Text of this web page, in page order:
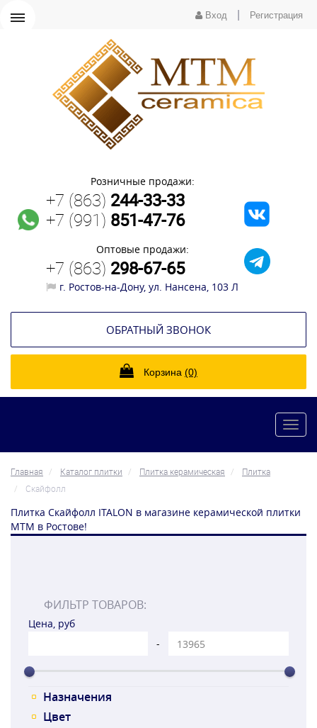
Вход Регистрация
Розничные продажи:
+7 (863) 244-33-33
+7 (991) 851-47-76
Оптовые продажи:
+7 (863) 298-67-65
г. Ростов-на-Дону, ул. Нансена, 103 Л
ОБРАТНЫЙ ЗВОНОК
Корзина (0)
Главная Каталог плитки Плитка керамическая
Плитка
Скайфолл
Плитка Скайфолл ITALON в магазине керамической плитки
МТМ в Ростове!
ФИЛЬТР ТОВАРОВ:
Цена, руб
-
Назначения
Цвет